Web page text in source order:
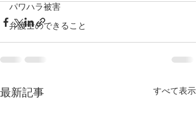
パワハラ被害
弁護士のできること
最新記事 すべて表示